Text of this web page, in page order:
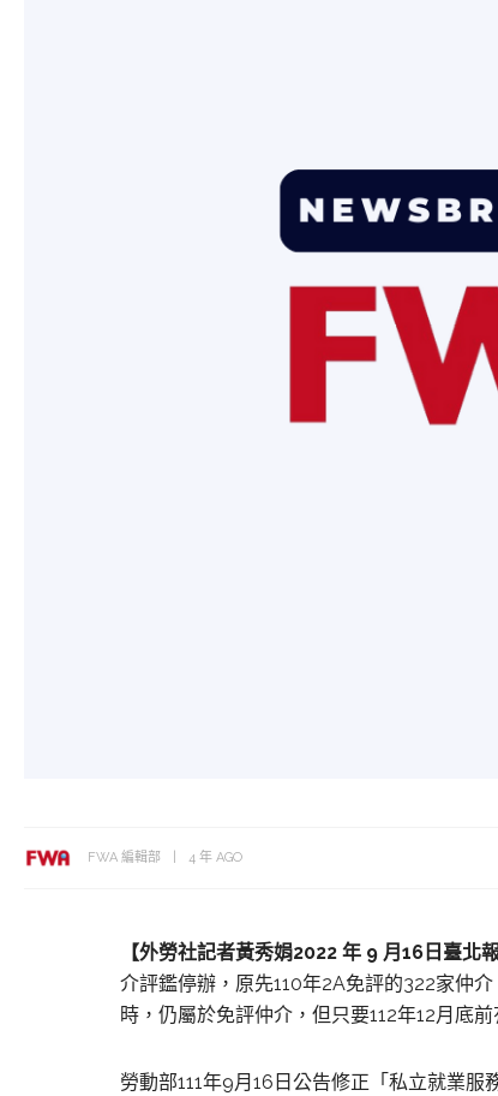
FWA 編輯部 4 年 AGO
【外勞社記者黃秀娟2022 年 9 月16日 臺北
介評鑑停辦，原先110年2A免評的322家仲
時，仍屬於免評仲介，但只要112年12月底
勞動部111年9月16日公告修正「私立就業